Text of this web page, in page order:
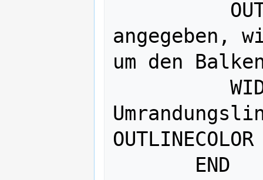
angegeben,
um den